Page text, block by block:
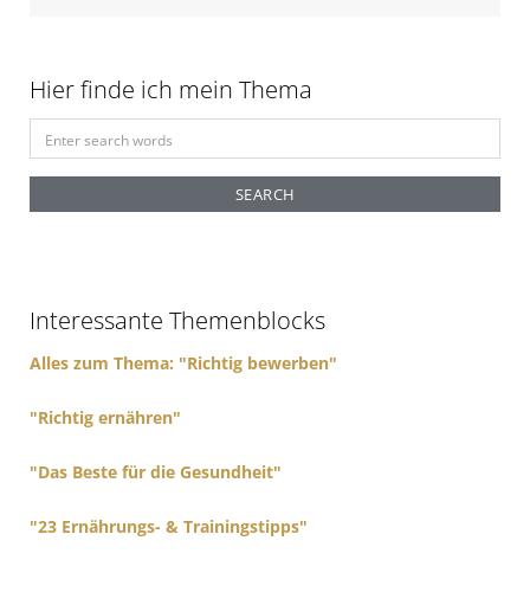
Hier finde ich mein Thema
e
r
o
Interessante Themenblocks
Alles zum Thema: "Richtig bewerben"
"Richtig ernähren"
"Das Beste für die Gesundheit"
"23 Ernährungs- & Trainingstipps"